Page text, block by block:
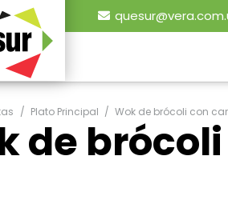
/ Plato Principal / Wok de brócoli con
de